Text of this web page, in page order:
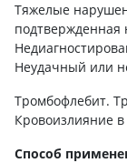
Тяжелые
подтвержденная
Неудачный или
Тромбофлебит.
Кровоизлияние
Способ